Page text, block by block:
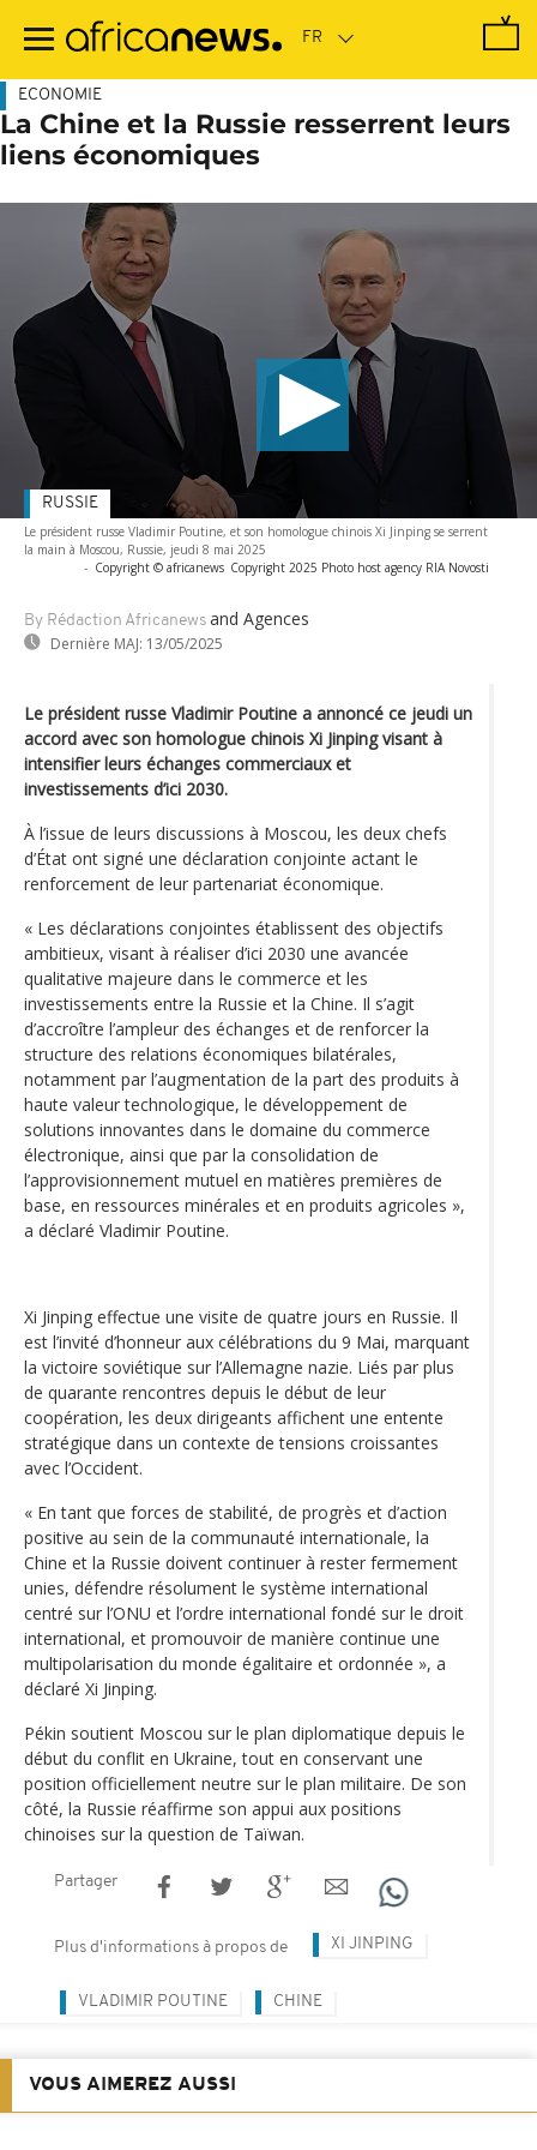
contenu
ECONOMIE
La Chine et la Russie resserrent leurs
liens économiques
Le président russe Vladimir Poutine, et son homologue chinois Xi Jinping se serrent
la main à Moscou, Russie, jeudi 8 mai 2025
- Copyright © africanews Copyright 2025 Photo host agency RIA Novosti
By Rédaction Africanews and Agences
Dernière MAJ: 13/05/2025
RUSSIE
Le président russe Vladimir Poutine a annoncé ce jeudi un
accord avec son homologue chinois Xi Jinping visant à
intensifier leurs échanges commerciaux et
investissements d’ici 2030.
À l’issue de leurs discussions à Moscou, les deux chefs
d’État ont signé une déclaration conjointe actant le
renforcement de leur partenariat économique.
« Les déclarations conjointes établissent des objectifs
ambitieux, visant à réaliser d’ici 2030 une avancée
qualitative majeure dans le commerce et les
investissements entre la Russie et la Chine. Il s’agit
d’accroître l’ampleur des échanges et de renforcer la
structure des relations économiques bilatérales,
notamment par l’augmentation de la part des produits à
haute valeur technologique, le développement de
solutions innovantes dans le domaine du commerce
électronique, ainsi que par la consolidation de
l’approvisionnement mutuel en matières premières de
base, en ressources minérales et en produits agricoles »,
a déclaré Vladimir Poutine.
Xi Jinping effectue une visite de quatre jours en Russie. Il
est l’invité d’honneur aux célébrations du 9 Mai, marquant
la victoire soviétique sur l’Allemagne nazie. Liés par plus
de quarante rencontres depuis le début de leur
coopération, les deux dirigeants affichent une entente
stratégique dans un contexte de tensions croissantes
avec l’Occident.
« En tant que forces de stabilité, de progrès et d’action
positive au sein de la communauté internationale, la
Chine et la Russie doivent continuer à rester fermement
unies, défendre résolument le système international
centré sur l’ONU et l’ordre international fondé sur le droit
international, et promouvoir de manière continue une
multipolarisation du monde égalitaire et ordonnée », a
déclaré Xi Jinping.
Pékin soutient Moscou sur le plan diplomatique depuis le
début du conflit en Ukraine, tout en conservant une
position officiellement neutre sur le plan militaire. De son
côté, la Russie réaffirme son appui aux positions
chinoises sur la question de Taïwan.
Partager
Plus d'informations à propos de XI JINPING
VLADIMIR POUTINE CHINE
VOUS AIMEREZ AUSSI